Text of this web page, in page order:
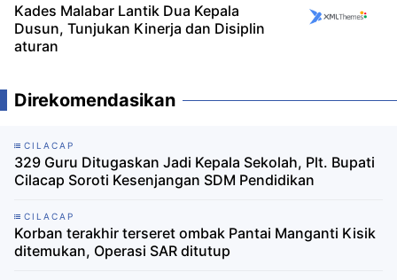
Kades Malabar Lantik Dua Kepala
Dusun, Tunjukan Kinerja dan Disiplin
aturan
Direkomendasikan
CILACAP
329 Guru Ditugaskan Jadi Kepala Sekolah, Plt. Bupati
Cilacap Soroti Kesenjangan SDM Pendidikan
CILACAP
Korban terakhir terseret ombak Pantai Manganti Kisik
ditemukan, Operasi SAR ditutup